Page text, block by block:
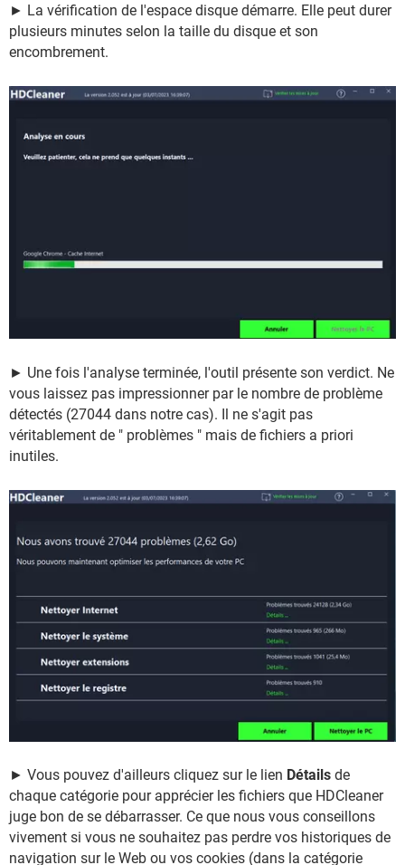
► La vérification de l'espace disque démarre. Elle peut durer
plusieurs minutes selon la taille du disque et son
encombrement.
► Une fois l'analyse terminée, l'outil présente son verdict. Ne
vous laissez pas impressionner par le nombre de problème
détectés (27044 dans notre cas). Il ne s'agit pas
véritablement de " problèmes " mais de fichiers a priori
inutiles.
► Vous pouvez d'ailleurs cliquez sur le lien Détails de
chaque catégorie pour apprécier les fichiers que HDCleaner
juge bon de se débarrasser. Ce que nous vous conseillons
vivement si vous ne souhaitez pas perdre vos historiques de
navigation sur le Web ou vos cookies (dans la catégorie